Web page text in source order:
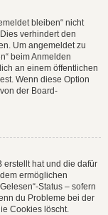
bleiben“ nicht
verhindert den
Um angemeldet zu
beim Anmelden
an einem öffentlichen
Wenn diese Option
der Board-
erstellt hat und die dafür
ermöglichen
Status – sofern
du Probleme bei der
Cookies löscht.